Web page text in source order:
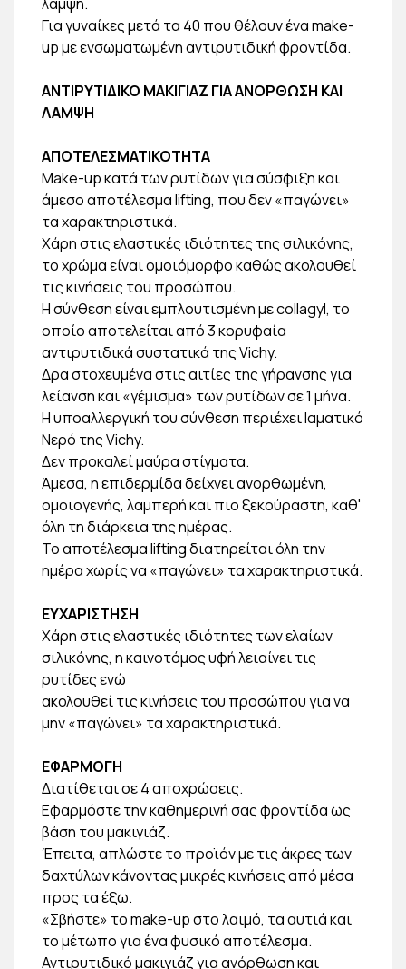
Για γυναίκες μετά τα 40 που θέλουν ένα make-
up με ενσωματωμένη αντιρυτιδική φροντίδα.
ΑΝΤΙΡΥΤΙΔΙΚΟ ΜΑΚΙΓΙΑΖ ΓΙΑ ΑΝΟΡΘΩΣΗ ΚΑΙ
ΛΑΜΨΗ
ΑΠΟΤΕΛΕΣΜΑΤΙΚΟΤΗΤΑ
Make-up κατά των ρυτίδων για σύσφιξη και
άμεσο αποτέλεσμα lifting, που δεν «παγώνει»
τα χαρακτηριστικά.
Χάρη στις ελαστικές ιδιότητες της σιλικόνης,
το χρώμα είναι ομοιόμορφο καθώς ακολουθεί
τις κινήσεις του προσώπου.
Η σύνθεση είναι εμπλουτισμένη με collagyl, το
οποίο αποτελείται από 3 κορυφαία
αντιρυτιδικά συστατικά της Vichy.
Δρα στοχευμένα στις αιτίες της γήρανσης για
λείανση και «γέμισμα» των ρυτίδων σε 1 μήνα.
Η υποαλλεργική του σύνθεση περιέχει Ιαματικό
Νερό της Vichy.
Δεν προκαλεί μαύρα στίγματα.
Άμεσα, η επιδερμίδα δείχνει ανορθωμένη,
ομοιογενής, λαμπερή και πιο ξεκούραστη, καθ'
όλη τη διάρκεια της ημέρας.
Το αποτέλεσμα lifting διατηρείται όλη την
ημέρα χωρίς να «παγώνει» τα χαρακτηριστικά.
ΕΥΧΑΡΙΣΤΗΣΗ
Χάρη στις ελαστικές ιδιότητες των ελαίων
σιλικόνης, η καινοτόμος υφή λειαίνει τις
ρυτίδες ενώ
ακολουθεί τις κινήσεις του προσώπου για να
μην «παγώνει» τα χαρακτηριστικά.
ΕΦΑΡΜΟΓΗ
Διατίθεται σε 4 αποχρώσεις.
Εφαρμόστε την καθημερινή σας φροντίδα ως
βάση του μακιγιάζ.
Έπειτα, απλώστε το προϊόν με τις άκρες των
δαχτύλων κάνοντας μικρές κινήσεις από μέσα
προς τα έξω.
«Σβήστε» το make-up στο λαιμό, τα αυτιά και
το μέτωπο για ένα φυσικό αποτέλεσμα.
Αντιρυτιδικό μακιγιάζ για ανόρθωση και